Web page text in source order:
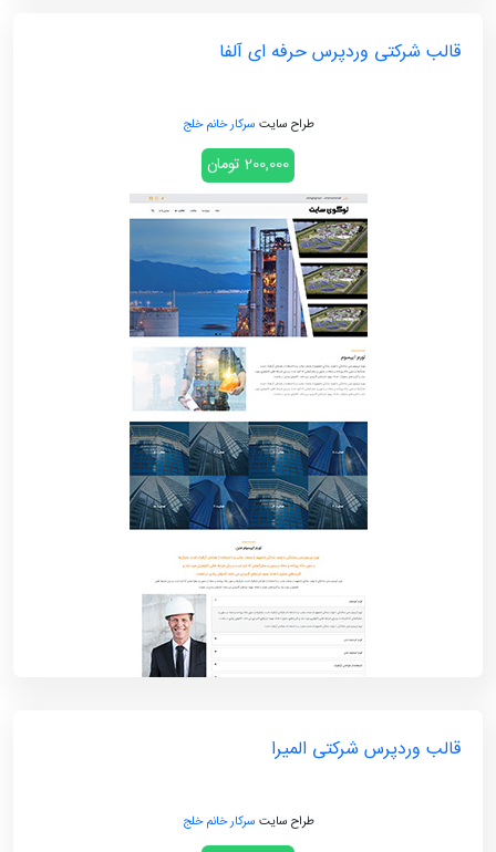
قالب شرکتی وردپرس حرفه ای آلفا
طراح سایت سرکار خانم خلج
200,000 تومان
قالب وردپرس شرکتی المیرا
طراح سایت سرکار خانم خلج